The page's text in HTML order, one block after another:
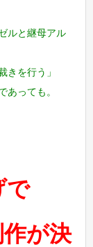
ルと継母アル
きを行う」
っても。
で
が決